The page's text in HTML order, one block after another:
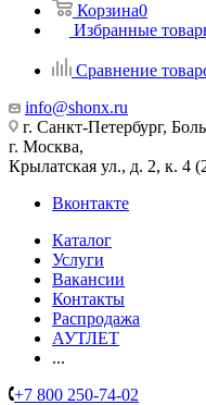
Корзина0
Избранные
Сравнение
info@shonx.ru
г. Санкт-Петербург,
г. Москва,
Крылатская ул., д. 2, к. 4
Вконтакте
Каталог
Услуги
Вакансии
Контакты
Распродажа
АУТЛЕТ
...
+7 800 250-74-02